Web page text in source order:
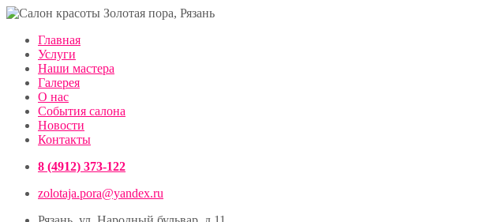
Главная
Услуги
Наши мастера
Галерея
О нас
События салона
Новости
Контакты
8 (4912) 373-122
zolotaja.pora@yandex.ru